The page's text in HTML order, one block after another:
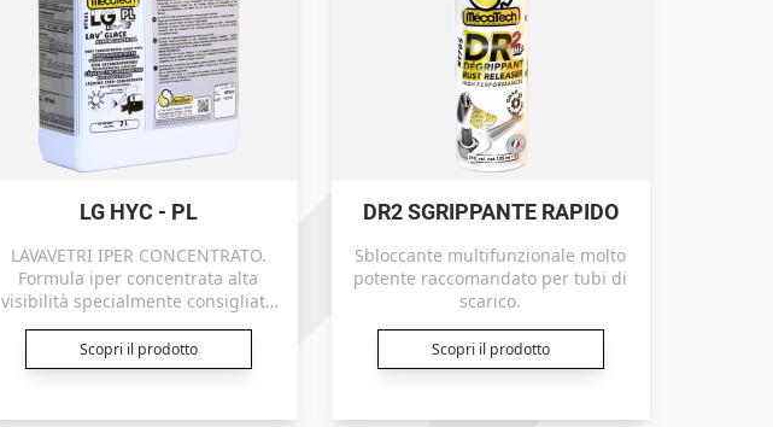
LG HYC - PL
LAVAVETRI IPER CONCENTRATO.
Formula iper concentrata alta
visibilità specialmente consigliato
Scopri il prodotto
DR2 SGRIPPANTE RAPIDO
Sbloccante multifunzionale molto
potente raccomandato per tubi di
scarico.
Scopri il prodotto